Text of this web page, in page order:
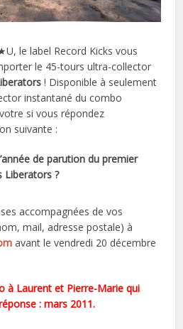
le label Record Kicks vous
le 45-tours ultra-collector
! Disponible à seulement
instantané du combo
si vous répondez
suivante :
de parution du premier
Liberators ?
accompagnées de vos
mail, adresse postale) à
avant le vendredi 20 décembre
à Laurent et Pierre-Marie qui
: mars 2011.